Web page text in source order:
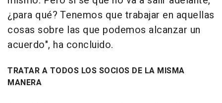
¿para qué? Tenemos que trabajar en aquellas
cosas sobre las que podemos alcanzar un
acuerdo", ha concluido.
TRATAR A TODOS LOS SOCIOS DE LA MISMA
MANERA